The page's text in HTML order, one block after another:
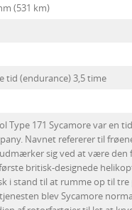
(531 km)
tid (endurance) 3,5 time
Type 171 Sycamore var en
Navnet refererer til
sig ved at være
britisk-designede
i stand til at rumme op til
tjenesten blev Sycamore